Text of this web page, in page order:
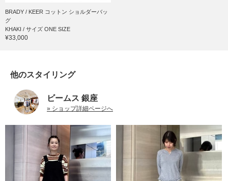
BRADY / KEER コットン ショルダーバッ
グ
KHAKI / サイズ ONE SIZE
¥33,000
他のスタイリング
ビームス 銀座
» ショップ詳細ページへ